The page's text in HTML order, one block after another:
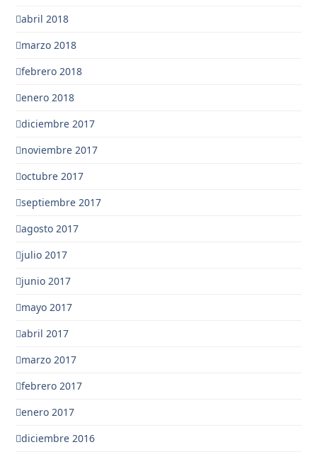
abril 2018
marzo 2018
febrero 2018
enero 2018
diciembre 2017
noviembre 2017
octubre 2017
septiembre 2017
agosto 2017
julio 2017
junio 2017
mayo 2017
abril 2017
marzo 2017
febrero 2017
enero 2017
diciembre 2016